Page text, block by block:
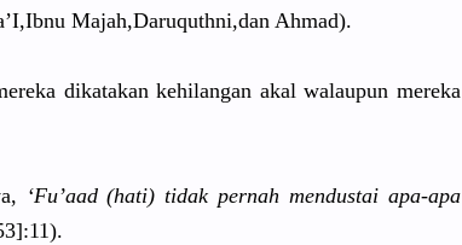
u Majah,Daruquthni,dan Ahmad).
dikatakan kehilangan akal walaupun mereka
‘Fu’aad (hati) tidak pernah mendustai apa-apa